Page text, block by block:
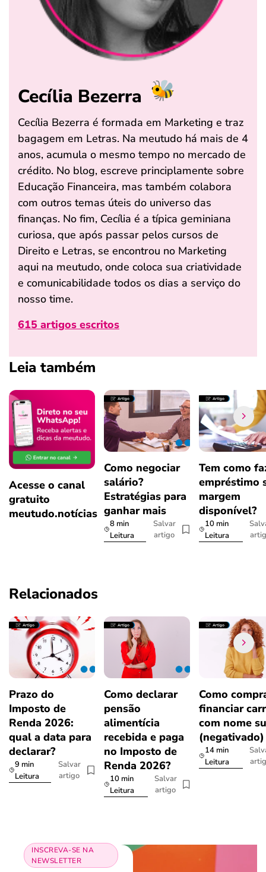
Cecília Bezerra
Cecília Bezerra é formada em Marketing e traz
bagagem em Letras. Na meutudo há mais de 4
anos, acumula o mesmo tempo no mercado de
crédito. No blog, escreve principlamente sobre
Educação Financeira, mas também colabora
com outros temas úteis do universo das
finanças. No fim, Cecília é a típica geminiana
curiosa, que após passar pelos cursos de
Direito e Letras, se encontrou no Marketing
aqui na meutudo, onde coloca sua criatividade
e comunicabilidade todos os dias a serviço do
nosso time.
615 artigos escritos
Leia também
Acesse o canal
gratuito
meutudo.notícias
Como negociar
salário?
Estratégias para
ganhar mais
8 min
Leitura
Salvar
artigo
Tem como
empréstimo
margem
disponível?
10 min
Leitura
Relacionados
Prazo do
Imposto de
Renda 2026:
qual a data para
declarar?
9 min
Leitura
Salvar
artigo
Como declarar
pensão
alimentícia
recebida e paga
no Imposto de
Renda 2026?
10 min
Leitura
Salvar
artigo
Como
financiar
com nome
(negativado)
14 min
Leitura
INSCREVA-SE NA
NEWSLETTER